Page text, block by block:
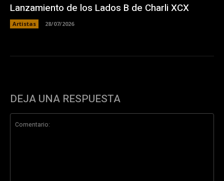
Lanzamiento de los Lados B de Charli XCX
Artistas 28/07/2026
DEJA UNA RESPUESTA